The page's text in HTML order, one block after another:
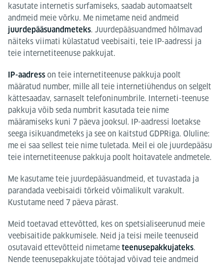
kasutate internetis surfamiseks, saadab automaatselt
andmeid meie võrku. Me nimetame neid andmeid
juurdepääsuandmeteks. Juurdepääsuandmed hõlmavad
näiteks viimati külastatud veebisaiti, teie IP-aadressi ja
teie internetiteenuse pakkujat.
IP-aadress on teie internetiteenuse pakkuja poolt
määratud number, mille all teie internetiühendus on selgelt
kättesaadav, sarnaselt telefoninumbrile. Interneti-teenuse
pakkuja võib seda numbrit kasutada teie nime
määramiseks kuni 7 päeva jooksul. IP-aadressi loetakse
seega isikuandmeteks ja see on kaitstud GDPRiga. Oluline:
me ei saa sellest teie nime tuletada. Meil ei ole juurdepääsu
teie internetiteenuse pakkuja poolt hoitavatele andmetele.
Me kasutame teie juurdepääsuandmeid, et tuvastada ja
parandada veebisaidi tõrkeid võimalikult varakult.
Kustutame need 7 päeva pärast.
Meid toetavad ettevõtted, kes on spetsialiseerunud meie
veebisaitide pakkumisele. Neid ja teisi meile teenuseid
osutavaid ettevõtteid nimetame teenusepakkujateks.
Nende teenusepakkujate töötajad võivad teie andmeid